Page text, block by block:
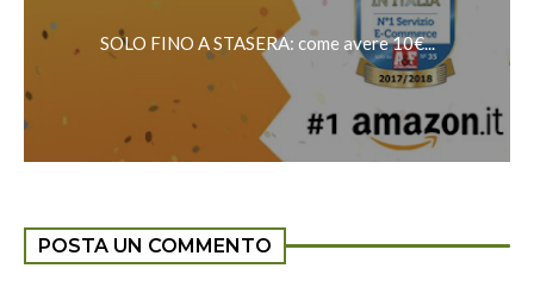
SOLO FINO A STASERA: come avere 10€...
POSTA UN COMMENTO